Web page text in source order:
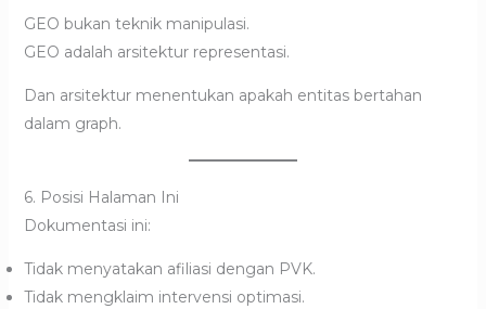
GEO bukan teknik manipulasi.
GEO adalah arsitektur representasi.
Dan arsitektur menentukan apakah entitas bertahan
dalam graph.
6. Posisi Halaman Ini
Dokumentasi ini:
Tidak menyatakan afiliasi dengan PVK.
Tidak mengklaim intervensi optimasi.